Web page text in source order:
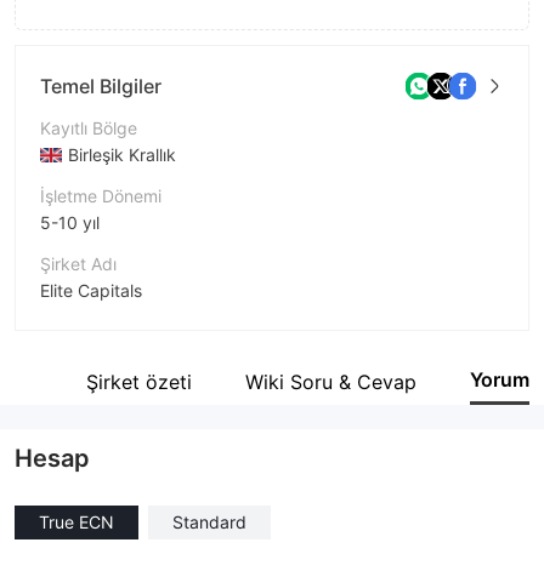
Temel Bilgiler
Kayıtlı Bölge
Birleşik Krallık
İşletme Dönemi
5-10 yıl
Şirket Adı
Elite Capitals
Şirket çalışanı
Şirket özeti Wiki Soru & Cevap Yorum
Hesap
True ECN Standard